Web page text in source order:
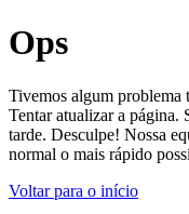
Ops
Tivemos algum problema
Tentar atualizar a página.
tarde. Desculpe! Nossa
normal o mais rápido
Voltar para o início